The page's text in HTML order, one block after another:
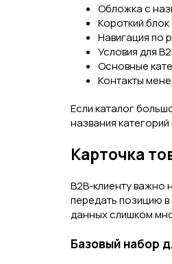
Обложка с
Короткий
Навигация по
Условия для
Основные
Контакты
Если каталог
названия
Карточка
B2B-клиенту важно
передать позицию
данных слишком
Базовый набор